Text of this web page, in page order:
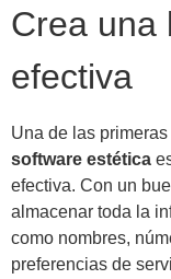
Crea una
efectiva
Una de las
software estética
efectiva. Con un
almacenar toda la
como nombres,
preferencias de